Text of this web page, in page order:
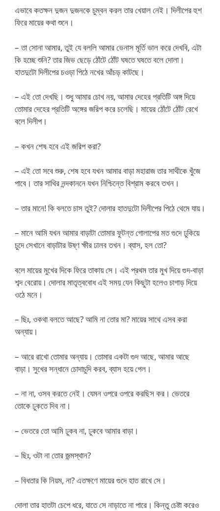
এভাবে কতক্ষন দুজন দুজনকে চুম্বন করল তার খেয়াল নেই। দিলীপের হুশ
ফিরে মায়ের কথা শুনে।
– তা সোনা আমার, তুই যে বললি আমার ভেনাস মূর্তি ভাল করে দেখবি, এটা
কি হচ্ছে শুনি? তার জিভ ছেড়ে ঠোঁটে ঠোঁট ঘষতে ঘষতে বলে দোলা।
হাতদুটো দিলীপের চওড়া পিঠে নখের আঁচড় কাটছে।
– এই তো দেখছি। শুধু আমার চোখ নয়, আমার দেহের প্রতিটি অঙ্গ দিয়ে
তোমার দেহের প্রতিটি অঙ্গের জরিপ করে চলেছি। মায়ের ঠোঁটে ঠোঁট রেখে
বলে দিলীপ।
– কখন শেষ হবে এই জরিপ করা?
– এই তো সবে শুরু, শেষ হবে যখন আমার বাড়া মহারাজ তার সাথীকে খুঁজে
পাবে। তার সাথির নন্দকাননে যখন নিশ্চিন্তে বিশ্রাম করবে তখন।
– তার মানে! কি বলতে চাস তুই? দোলার হাতদুটো দিলীপের পিঠে থেমে যায়।
– মানে আমি যখন আমার বাড়াটা তোমার ফুটন্ত গোলাপের মত গুদে ঢুকিয়ে
চুদে সেখানে বাড়াটার উষ্ণ ক্ষীর ঢালব তখন। ব্যাস, হল তো?
বলে মায়ের মুখের দিকে ফিরে তাকায় সে। এই প্রথম তার মুখ দিয়ে গুদ-বাড়া
শব্দ বেরোয়। দোলার মাতৃত্ববোধ এই সময় যেন কিছুটা হলেও চাগাড় দিয়ে
ওঠে মনে।
– ছিঃ, ওকথা বলতে আছে? আমি না তোর মা? মায়ের সাথে এসব করা
অন্যায়।
– আরে রাখো তোমার অন্যায়। তোমার একটা গুদ আছে, আমার আছে
বাড়া। সুখের সন্ধানে চোদাচুদি করব, ব্যাস হয়ে গেল।
– না না, ওসব করতে নেই। যেমন ওপরে ওপরে করছিস কর। ভেতরে
তোকে ঢুকতে দিব না।
– ভেতরে তো আমি ঢুকব না, ঢুকবে আমার বাড়া।
– ছিঃ, ওটা না তোর জন্মস্থান?
– বিধতার কি নিয়ম, না? এতক্ষণে মায়ের গুদে হাত রাখে সে।
দোলা তার হাতটা চেপে ধরে, যাতে সে নাড়াতে না পারে। কিন্তু চেষ্টা করেও